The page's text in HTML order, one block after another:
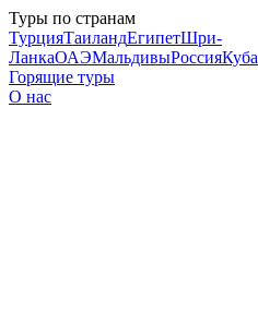
Туры по странам
ТурцияТаиландЕгипетШри-
ЛанкаОАЭМальдивыРоссияКуба
Горящие туры
О нас